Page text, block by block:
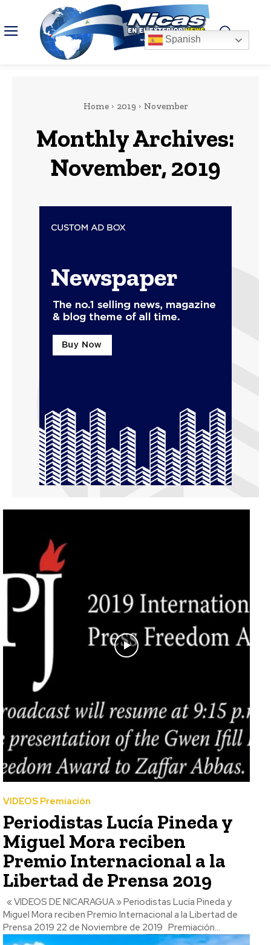
Home 2019 November
Monthly Archives:
November, 2019
VIDEOS Premiación
Periodistas Lucía Pineda y
Miguel Mora reciben
Premio Internacional a la
Libertad de Prensa 2019
Miguel Mora reciben Premio Internacional a la Libertad de
Prensa 2019 22 de Noviembre de 2019 Premiación...
Spanish